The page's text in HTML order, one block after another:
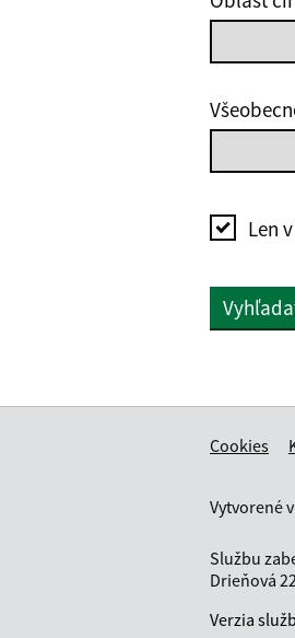
Len
Cookies
Vytvorené
Službu
Drieňová
Verzia